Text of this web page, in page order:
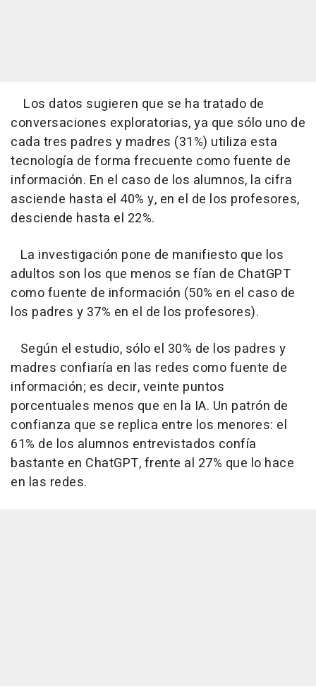
Los datos sugieren que se ha tratado de
conversaciones exploratorias, ya que sólo uno de
cada tres padres y madres (31%) utiliza esta
tecnología de forma frecuente como fuente de
información. En el caso de los alumnos, la cifra
asciende hasta el 40% y, en el de los profesores,
desciende hasta el 22%.
La investigación pone de manifiesto que los
adultos son los que menos se fían de ChatGPT
como fuente de información (50% en el caso de
los padres y 37% en el de los profesores).
Según el estudio, sólo el 30% de los padres y
madres confiaría en las redes como fuente de
información; es decir, veinte puntos
porcentuales menos que en la IA. Un patrón de
confianza que se replica entre los menores: el
61% de los alumnos entrevistados confía
bastante en ChatGPT, frente al 27% que lo hace
en las redes.